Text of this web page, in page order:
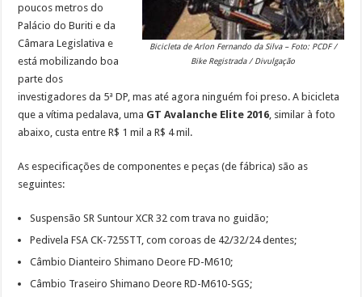
Bicicleta de Arlon Fernando da Silva – Foto: PCDF /
Bike Registrada / Divulgação
poucos metros do
Palácio do Buriti e da
Câmara Legislativa e
está mobilizando boa
parte dos
investigadores da 5ª DP, mas até agora ninguém foi preso. A bicicleta
que a vítima pedalava, uma GT Avalanche Elite 2016, similar à foto
abaixo, custa entre R$ 1 mil a R$ 4 mil.
As especificações de componentes e peças (de fábrica) são as
seguintes:
Suspensão SR Suntour XCR 32 com trava no guidão;
Pedivela FSA CK-725STT, com coroas de 42/32/24 dentes;
Câmbio Dianteiro Shimano Deore FD-M610;
Câmbio Traseiro Shimano Deore RD-M610-SGS;